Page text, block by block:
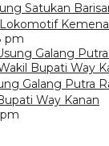
Satukan
pm
Galang Putra
Way Kanan